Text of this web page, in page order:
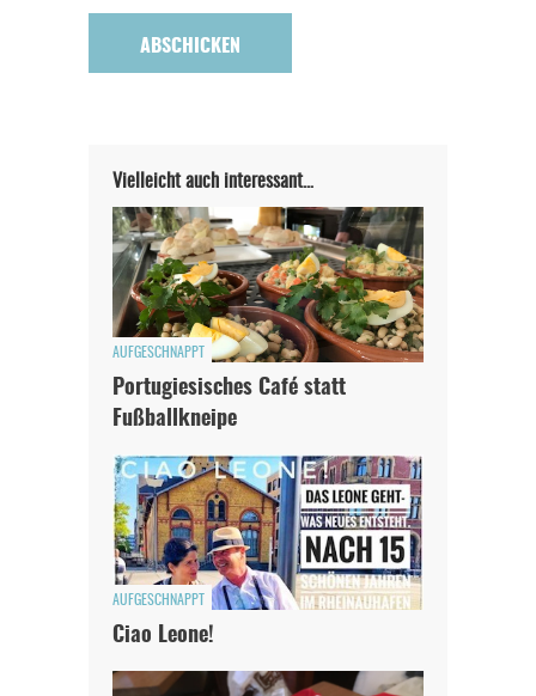
stark zurückgegangen.
Solltest Du unsere unabhängige Berichterstattung schätzen,
JETZT SPENDEN Schon erledigt!
Vielleicht auch interessant…
AUFGESCHNAPPT
Portugiesisches Café statt
Fußballkneipe
AUFGESCHNAPPT
Ciao Leone!